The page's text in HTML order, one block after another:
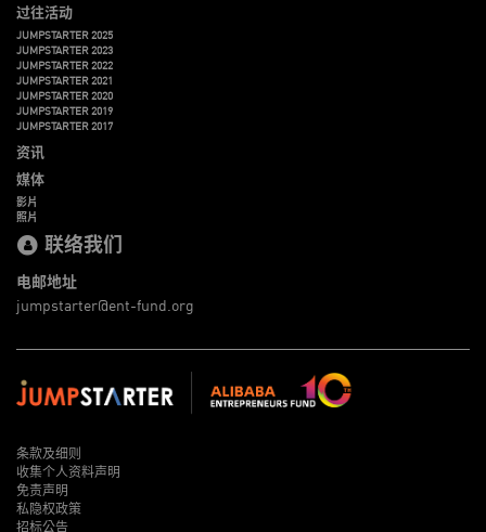
过往活动
JUMPSTARTER 2025
JUMPSTARTER 2023
JUMPSTARTER 2022
JUMPSTARTER 2021
JUMPSTARTER 2020
JUMPSTARTER 2019
JUMPSTARTER 2017
资讯
媒体
影片
照片
联络我们
电邮地址
jumpstarter@ent-fund.org
条款及细则
收集个人资料声明
免责声明
私隐权政策
招标公告